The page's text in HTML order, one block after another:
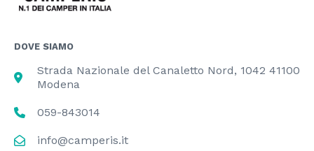
DOVE SIAMO
Strada Nazionale del Canaletto Nord, 1042 41100
Modena
059-843014
info@camperis.it